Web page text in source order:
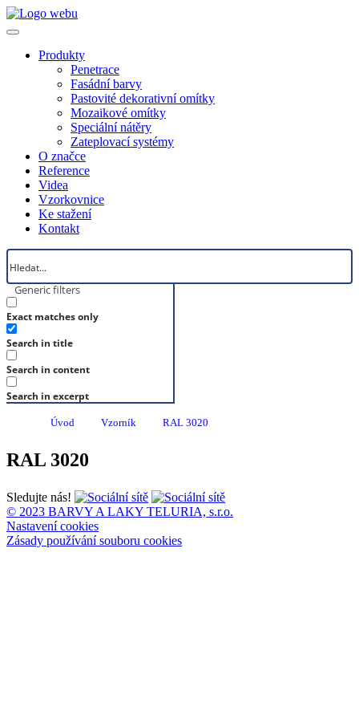
Produkty
Penetrace
Fasádní barvy
Pastovité dekorativní omítky
Mozaikové omítky
Speciální nátěry
Zateplovací systémy
O značce
Reference
Videa
Vzorkovnice
Ke stažení
Kontakt
Generic filters
Exact matches only
Search in title
Search in content
Search in excerpt
Úvod Vzorník RAL 3020
RAL 3020
Sledujte nás!
© 2023 BARVY A LAKY TELURIA, s.r.o.
Nastavení cookies
Zásady používání souboru cookies